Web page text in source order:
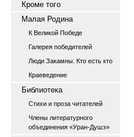
Кроме того
Малая Родина
К Великой Победе
Галерея победителей
Люди Закамны. Кто есть кто
Краеведение
Библиотека
Стихи и проза читателей
Члены литературного
объединения «Уран-Душэ»